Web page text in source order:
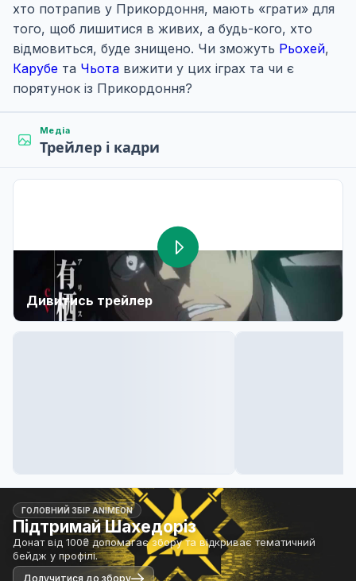
хто потрапив у Прикордоння, мають «грати» для
того, щоб лишитися в живих, а будь-кого, хто
відмовиться, буде знищено. Чи зможуть Рьохей,
Карубе та Чьота вижити у цих іграх та чи є
порятунок із Прикордоння?
Медіа
Трейлер і кадри
Дивитись трейлер
ГОЛОВНИЙ ЗБІР ANIMEON
Підтримай Шахедоріз
Донат від 100₴ допомагає збору та відкриває тематичний
бейдж у профілі.
Долучитися до збору